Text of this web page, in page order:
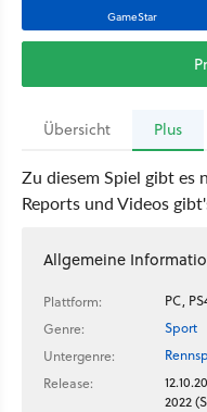
GameStar
Übersicht Plus
Zu diesem Spiel gibt es
Reports und Videos
Allgemeine
Plattform:
PC,
Genre:
Sport
Untergenre:
Release:
2022